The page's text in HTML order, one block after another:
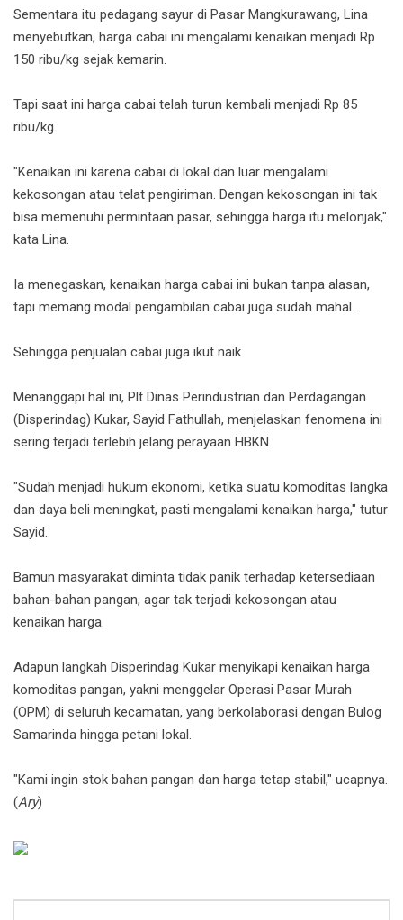
Sementara itu pedagang sayur di Pasar Mangkurawang, Lina
menyebutkan, harga cabai ini mengalami kenaikan menjadi Rp
150 ribu/kg sejak kemarin.
Tapi saat ini harga cabai telah turun kembali menjadi Rp 85
ribu/kg.
"Kenaikan ini karena cabai di lokal dan luar mengalami
kekosongan atau telat pengiriman. Dengan kekosongan ini tak
bisa memenuhi permintaan pasar, sehingga harga itu melonjak,"
kata Lina.
Ia menegaskan, kenaikan harga cabai ini bukan tanpa alasan,
tapi memang modal pengambilan cabai juga sudah mahal.
Sehingga penjualan cabai juga ikut naik.
Menanggapi hal ini, Plt Dinas Perindustrian dan Perdagangan
(Disperindag) Kukar, Sayid Fathullah, menjelaskan fenomena ini
sering terjadi terlebih jelang perayaan HBKN.
"Sudah menjadi hukum ekonomi, ketika suatu komoditas langka
dan daya beli meningkat, pasti mengalami kenaikan harga," tutur
Sayid.
Bamun masyarakat diminta tidak panik terhadap ketersediaan
bahan-bahan pangan, agar tak terjadi kekosongan atau
kenaikan harga.
Adapun langkah Disperindag Kukar menyikapi kenaikan harga
komoditas pangan, yakni menggelar Operasi Pasar Murah
(OPM) di seluruh kecamatan, yang berkolaborasi dengan Bulog
Samarinda hingga petani lokal.
"Kami ingin stok bahan pangan dan harga tetap stabil," ucapnya.
(Ary)